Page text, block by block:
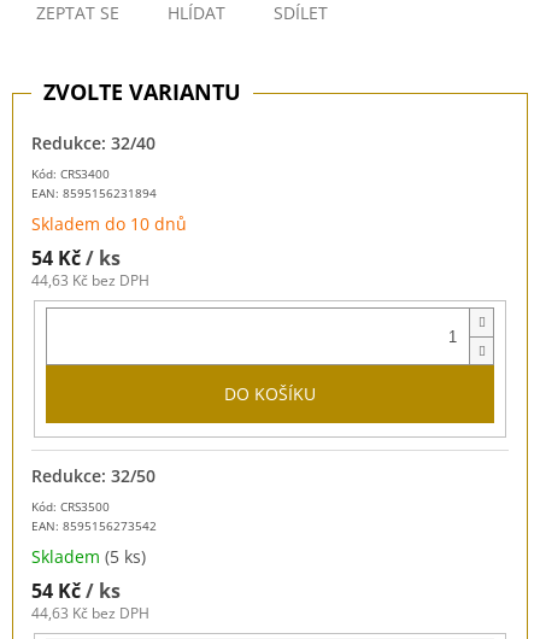
ZEPTAT SE HLÍDAT SDÍLET
Kód: CRS3400
EAN: 8595156231894
Redukce: 32/40
Skladem do 10 dnů
54 Kč/ ks
44,63 Kč bez DPH
DO KOŠÍKU
Kód: CRS3500
EAN: 8595156273542
Redukce: 32/50
Skladem (5 ks)
54 Kč/ ks
44,63 Kč bez DPH